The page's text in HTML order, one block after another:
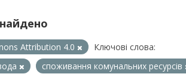
Attribution 4.0
Ключові слова:
споживання комунальних ресурсів